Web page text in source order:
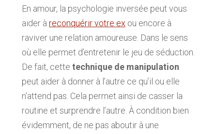
En amour, la psychologie inversée peut vous
aider à reconquérir votre ex ou encore à
raviver une relation amoureuse. Dans le sens
où elle permet d’entretenir le jeu de séduction.
De fait, cette technique de manipulation
peut aider à donner à l’autre ce qu’il ou elle
n’attend pas. Cela permet ainsi de casser la
routine et surprendre l’autre. À condition bien
évidemment, de ne pas aboutir à une